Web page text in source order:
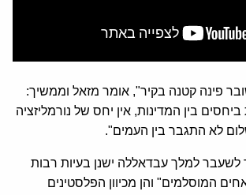
פינה קטנה בקיר", אומר מזאל וממשיך:
ביחסים בין המדינות, אין יחס של נורמליזציה
לשעבר למלך עבדאללה ישנן בעיות רבות
המוסלמים" והן מכיוון הפלסטינים